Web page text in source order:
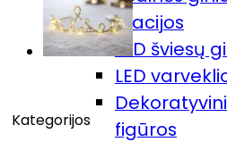
dekoracijos
LED šviesų
LED
figūros
Kategorijos